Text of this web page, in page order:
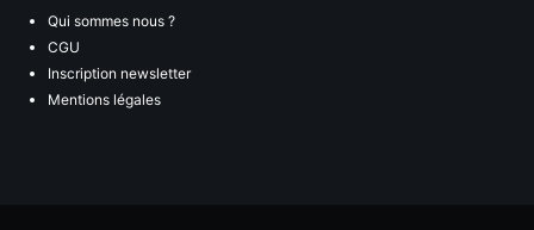
Qui sommes nous ?
CGU
Inscription newsletter
Mentions légales